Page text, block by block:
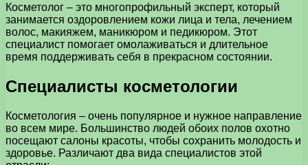
Косметолог – это многопрофильный эксперт, который
занимается оздоровлением кожи лица и тела, лечением
волос, макияжем, маникюром и педикюром. Этот
специалист помогает омолаживаться и длительное
время поддерживать себя в прекрасном состоянии.
Специалисты косметологии
Косметология – очень популярное и нужное направление
во всем мире. Большинство людей обоих полов охотно
посещают салоны красоты, чтобы сохранить молодость и
здоровье. Различают два вида специалистов этой